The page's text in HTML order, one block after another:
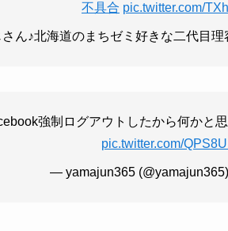
不具合 pic.twitter.com/
ん♪北海道のまちゼミ好きな二代目
強制ログアウトしたから何かと
pic.twitter.com/
— yamajun365 (@yamajun365)